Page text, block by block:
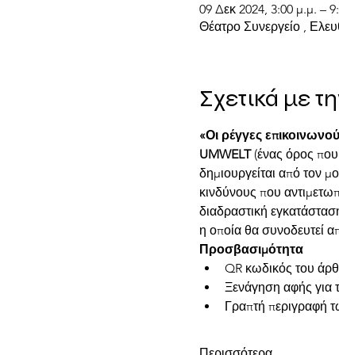
09 Δεκ 2024, 3:00 μ.μ. –
Θέατρο Συνεργείο ,
Σχετικά με
«Οι ρέγγες
UMWELT (ένας όρος που
δημιουργείται από τον
κινδύνους που
διαδραστική
η οποία θα συνοδευτεί
Προσβασιμότητα
QR κωδικός του
Ξενάγηση αφής για
Γραπτή περιγραφή